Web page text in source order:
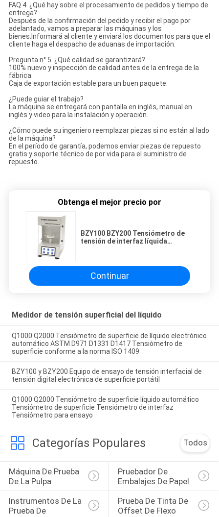
FAQ 4. ¿Qué hay sobre el procesamiento de pedidos y tiempo de
entrega?
Después de la confirmación del pedido y recibir el pago por
adelantado, vamos a preparar las máquinas y los
bienes.Informará al cliente y enviará los documentos para que el
cliente haga el despacho de aduanas de importación.
Pregunta n° 5. ¿Qué calidad se garantizará?
100% nuevo y inspección de calidad antes de la entrega de la
fábrica.
Caja de exportación estable para un buen paquete.
¿Puede guiar el trabajo?
La máquina se entregará con pantalla en inglés, manual en
inglés y video para la instalación y operación.
¿Cómo puede su ingeniero reemplazar piezas si no están al lado
de la máquina?
En el período de garantía, podemos enviar piezas de repuesto
gratis y soporte técnico de por vida para el suministro de
repuesto.
Obtenga el mejor precio por
BZY100 BZY200 Tensiómetro de
tensión de interfaz líquida
Continuar
Medidor de tensión superficial del líquido
Q1000 Q2000 Tensiómetro de superficie de líquido electrónico
automático ASTM D971 D1331 D1417 Tensiómetro de
superficie conforme a la norma ISO 1409
BZY100 y BZY200 Equipo de ensayo de tensión interfacial de
tensión digital electrónica de superficie portátil
Q1000 Q2000 Tensiómetro de superficie líquido automático
Tensiómetro de superficie Tensiómetro de interfaz
Tensiómetro para ensayo
Categorías Populares Todos
Máquina De Prueba
De La Pulpa
Pruebador De
Embalajes De Papel
Instrumentos De La
Prueba De
Prueba De Tinta De
Offset De Flexo